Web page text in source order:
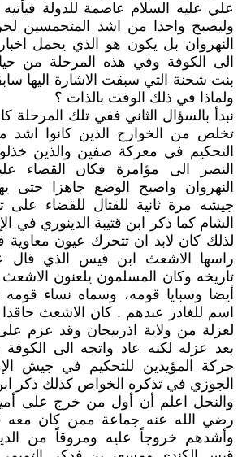
علي عليه السلام عاصمة للدولة
وليصبح واحدا من اشد المتحمسين
النهروان بل يكون هو الذي يحمل
الى الكوفة وفي هذه المرحلة من
بنت شحنة التي سبقت الاشارة اليها
ولماذا في ذلك الوقت بالذات ؟
نبدأ بالسؤال الثاني ففي تلك المرحلة
تخلص من الخوارج الذين كانوا
التحكيم في معركة صفين والذين
النصر الى مؤامرة فكان القضاء
النهروان واصبح الوضع جاهزا حتى
جيشه مرة ثانية للقتال للقضاء على
الشام كما ذكر ابن قتيبة الدينوري في
لذلك كان لابد ان تتحرك عيون
راسها الاشعث ابن قيس الذي قال
تاريخه وكان المسلمون يلعنون الاشعث
أيضا وسبايا قومه، وسماه نساء
اسم للغادر عندهم . كان الاشعث
لعزلة من ولاية اذربيجان وقد عزم
بعد عزله لكنه عاد واتجه الى
حركة المؤيدين للتحكيم في جيش
الجوزي في تذكره الخواص كذلك ذكر
والنحل اعلم أن أول من خرج على
رضي الله عنه جماعة ممن كان
وأشدهم خروجاً عليه ومروقاً من